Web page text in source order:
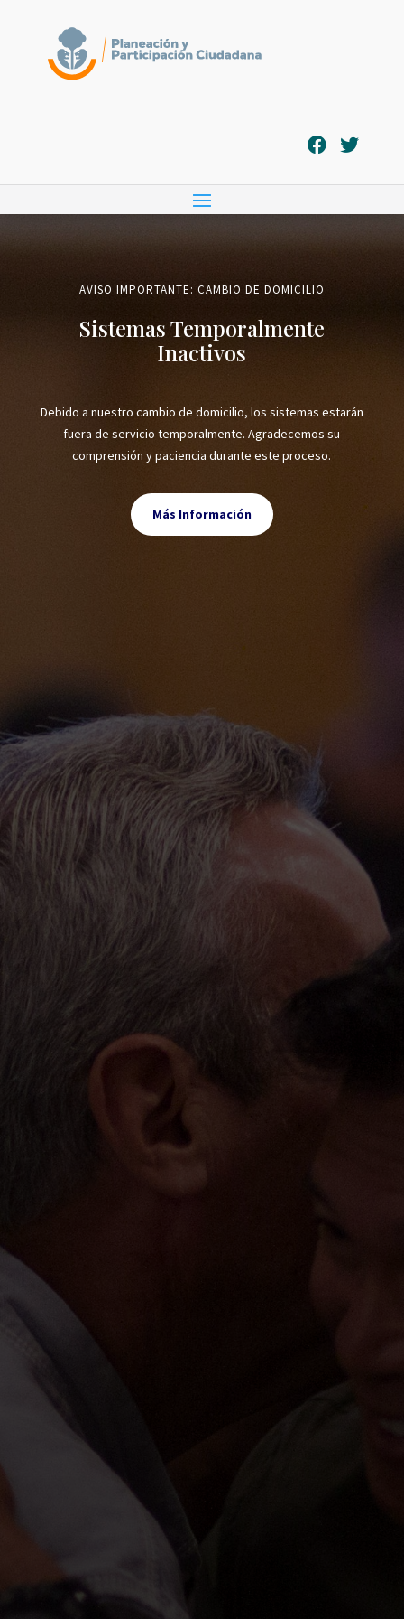
AVISO IMPORTANTE: CAMBIO DE DOMICILIO
Sistemas Temporalmente
Inactivos
Debido a nuestro cambio de domicilio, los sistemas estarán
fuera de servicio temporalmente. Agradecemos su
comprensión y paciencia durante este proceso.
Más Información